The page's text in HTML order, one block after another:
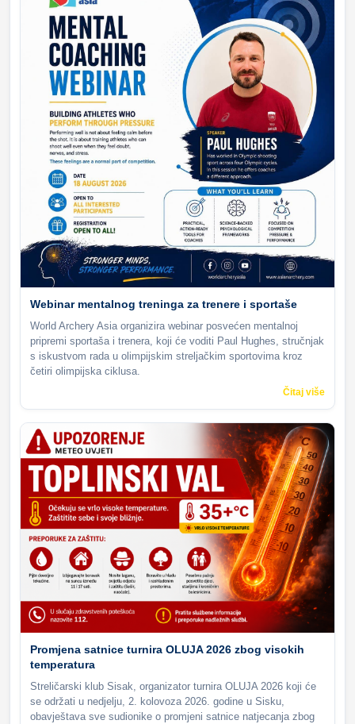
Webinar mentalnog treninga za trenere i sportaše
World Archery Asia organizira webinar posvećen mentalnoj
pripremi sportaša i trenera, koji će voditi Paul Hughes, stručnjak
s iskustvom rada u olimpijskim streljačkim sportovima kroz
četiri olimpijska ciklusa.
Čitaj više
Promjena satnice turnira OLUJA 2026 zbog visokih
temperatura
Streličarski klub Sisak, organizator turnira OLUJA 2026 koji će
se održati u nedjelju, 2. kolovoza 2026. godine u Sisku,
obavještava sve sudionike o promjeni satnice natjecanja zbog